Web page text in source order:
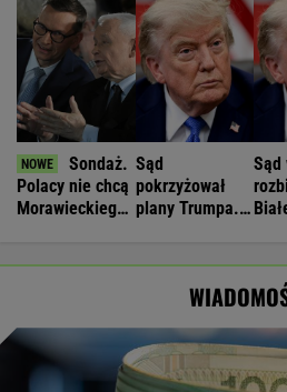
Sondaż.
Polacy nie chcą
Morawieckiego
Sąd
pokrzyżował
plany Trumpa.
historii"
Sąd